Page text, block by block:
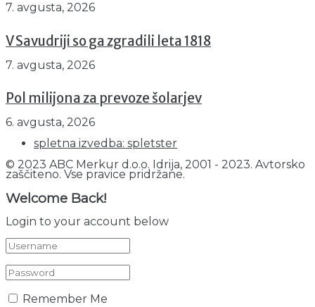
7. avgusta, 2026
V Savudriji so ga zgradili leta 1818
7. avgusta, 2026
Pol milijona za prevoze šolarjev
6. avgusta, 2026
spletna izvedba: spletster
© 2023 ABC Merkur d.o.o. Idrija, 2001 - 2023. Avtorsko
zaščiteno. Vse pravice pridržane.
Welcome Back!
Login to your account below
Remember Me